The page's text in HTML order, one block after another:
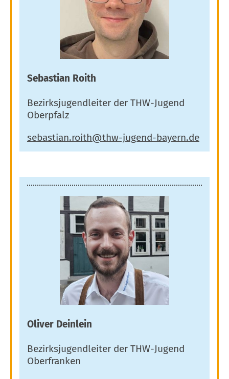
Sebastian Roith
Bezirksjugendleiter der THW-Jugend
Oberpfalz
Oliver Deinlein
Bezirksjugendleiter der THW-Jugend
Oberfranken